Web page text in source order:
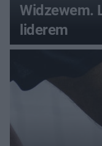
Widzewem.
liderem